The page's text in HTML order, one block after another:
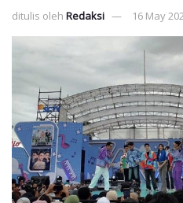
ditulis oleh Redaksi 16 May